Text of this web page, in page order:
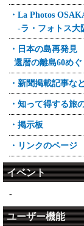
・La Photos
-ラ・フォトス大
・日本の島再発見
還暦の離島60めぐ
・新聞掲載記事な
・知って得する旅
・掲示板
・リンクのページ
イベント
-
ユーザー機能